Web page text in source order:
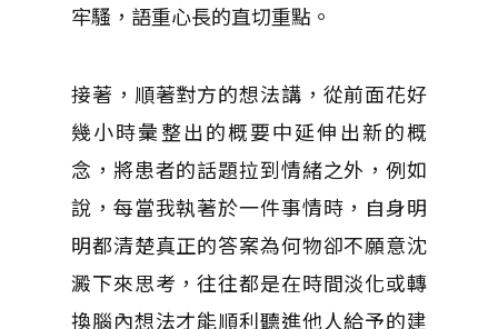
牢騷，語重心長的直切重點。
接著，順著對方的想法講，從前面花好
幾小時彙整出的概要中延伸出新的概
念，將患者的話題拉到情緒之外，例如
說，每當我執著於一件事情時，自身明
明都清楚真正的答案為何物卻不願意沈
澱下來思考，往往都是在時間淡化或轉
換腦內想法才能順利聽進他人給予的建